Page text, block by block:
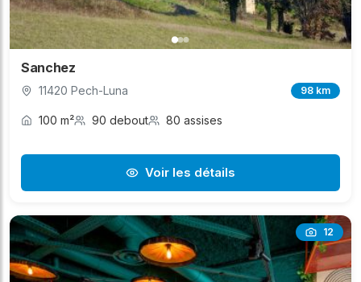
Sanchez
11420 Pech-Luna 98 km
100 m² 90 debout 80 assises
Voir les détails
12